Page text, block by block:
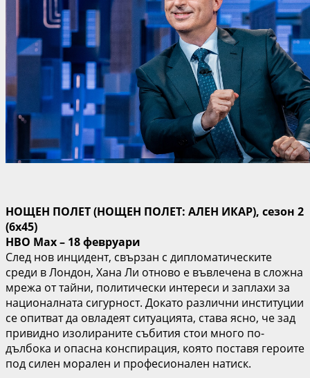
НОЩЕН ПОЛЕТ (НОЩЕН ПОЛЕТ: АЛЕН ИКАР), сезон 2
(6х45)
HBO Max – 18 февруари
След нов инцидент, свързан с дипломатическите
среди в Лондон, Хана Ли отново е въвлечена в сложна
мрежа от тайни, политически интереси и заплахи за
националната сигурност. Докато различни институции
се опитват да овладеят ситуацията, става ясно, че зад
привидно изолираните събития стои много по-
дълбока и опасна конспирация, която поставя героите
под силен морален и професионален натиск.